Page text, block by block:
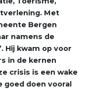
Met
Bergen
namens de
Hij kwam op voor
in de kernen
crisis is een wake
goed doen vooral